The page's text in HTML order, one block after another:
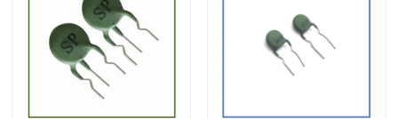
Chip de aquecimento PTC
Termistor NTC